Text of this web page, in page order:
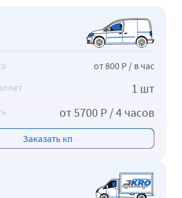
от 800 Р / в час
1 шт
от 5700 Р / 4 часов
Заказать кп